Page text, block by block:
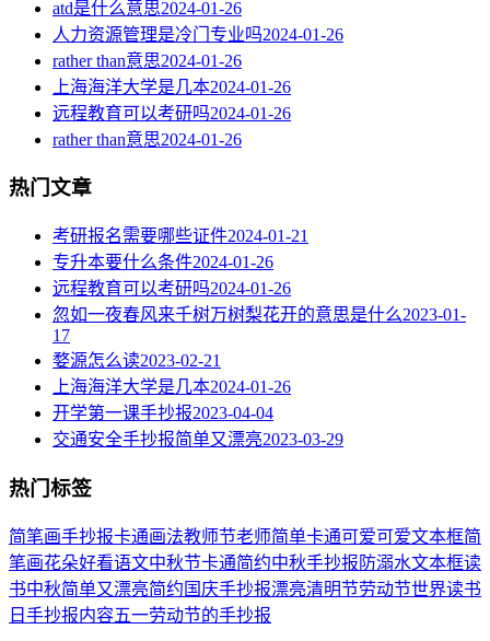
atd是什么意思2024-01-26
人力资源管理是冷门专业吗2024-01-26
rather than意思2024-01-26
上海海洋大学是几本2024-01-26
远程教育可以考研吗2024-01-26
rather than意思2024-01-26
热门文章
考研报名需要哪些证件2024-01-21
专升本要什么条件2024-01-26
远程教育可以考研吗2024-01-26
忽如一夜春风来千树万树梨花开的意思是什么2023-01-
17
婺源怎么读2023-02-21
上海海洋大学是几本2024-01-26
开学第一课手抄报2023-04-04
交通安全手抄报简单又漂亮2023-03-29
热门标签
简笔画手抄报卡通画法教师节老师简单卡通可爱可爱文本框简
笔画花朵好看语文中秋节卡通简约中秋手抄报 防溺水文本框读
书中秋简单又漂亮简约 国庆手抄报漂亮清明节劳动节世界读书
日 手抄报内容五一劳动节的手抄报